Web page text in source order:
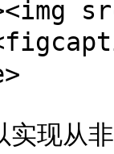
实现从